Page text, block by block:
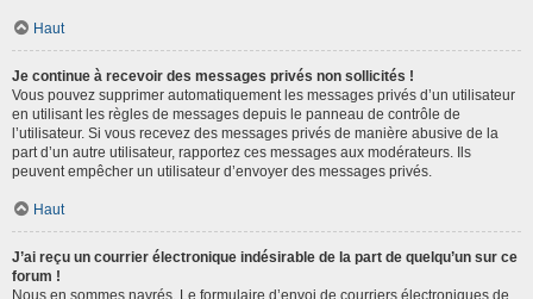
Haut
Je continue à recevoir des messages privés non sollicités !
Vous pouvez supprimer automatiquement les messages privés d’un utilisateur
en utilisant les règles de messages depuis le panneau de contrôle de
l’utilisateur. Si vous recevez des messages privés de manière abusive de la
part d’un autre utilisateur, rapportez ces messages aux modérateurs. Ils
peuvent empêcher un utilisateur d’envoyer des messages privés.
Haut
J’ai reçu un courrier électronique indésirable de la part de quelqu’un sur ce
forum !
Nous en sommes navrés. Le formulaire d’envoi de courriers électroniques de